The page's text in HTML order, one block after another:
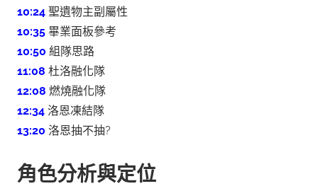
10:24 聖遺物主副屬性
10:35 畢業面板參考
10:50 組隊思路
11:08 杜洛融化隊
12:08 燃燒融化隊
12:34 洛恩凍結隊
13:20 洛恩抽不抽?
角色分析與定位